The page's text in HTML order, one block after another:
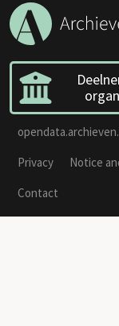
Privacy
Notice
Contact